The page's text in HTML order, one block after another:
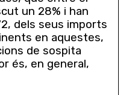
un 28% i han
dels seus imports
en aquestes,
de sospita
és, en general,